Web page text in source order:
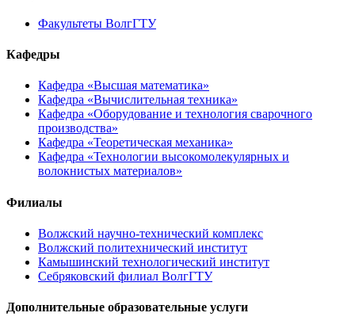
Факультеты ВолгГТУ
Кафедры
Кафедра «Высшая математика»
Кафедра «Вычислительная техника»
Кафедра «Оборудование и технология сварочного
производства»
Кафедра «Теоретическая механика»
Кафедра «Технологии высокомолекулярных и
волокнистых материалов»
Филиалы
Волжский научно-технический комплекс
Волжский политехнический институт
Камышинский технологический институт
Себряковский филиал ВолгГТУ
Дополнительные образовательные услуги